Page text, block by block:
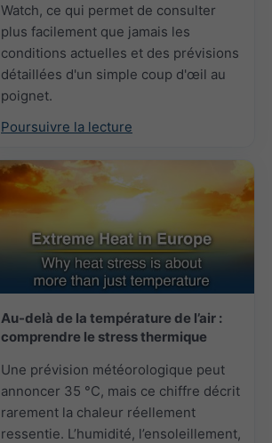
Watch, ce qui permet de consulter
plus facilement que jamais les
conditions actuelles et des prévisions
détaillées d'un simple coup d'œil au
poignet.
Poursuivre la lecture
Au-delà de la température de l’air :
comprendre le stress thermique
Une prévision météorologique peut
annoncer 35 °C, mais ce chiffre décrit
rarement la chaleur réellement
ressentie. L’humidité, l’ensoleillement,